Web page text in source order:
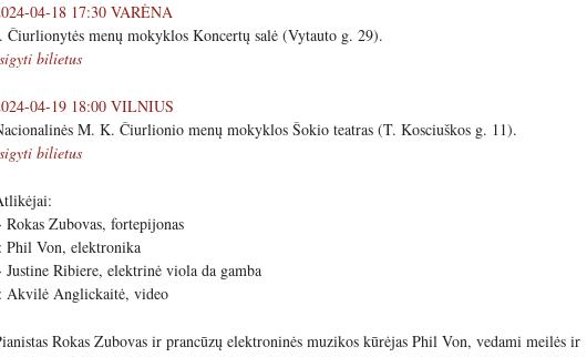
04-18 17:30 VARĖNA
Čiurlionytės menų mokyklos Koncertų salė (Vytauto g. 29).
bilietus
04-19 18:00 VILNIUS
M. K. Čiurlionio menų mokyklos Šokio teatras (T. Kosciuškos g. 11).
bilietus
Rokas Zubovas, fortepijonas
Phil Von, elektronika
Justine Ribiere, elektrinė viola da gamba
Akvilė Anglickaitė, video
Rokas Zubovas ir prancūzų elektroninės muzikos kūrėjas Phil Von, vedami meilės ir